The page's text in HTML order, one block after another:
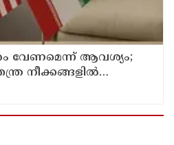
വേണമെന്ന് ആവശ്യം;
നീക്കങ്ങളില്‍